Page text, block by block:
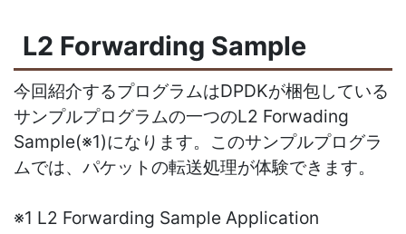
L2 Forwarding Sample
今回紹介するプログラムはDPDKが梱包している
サンプルプログラムの一つのL2 Forwading
Sample(※1)になります。 このサンプルプログラ
ムでは、パケットの転送処理が体験できます。
※1 L2 Forwarding Sample Application